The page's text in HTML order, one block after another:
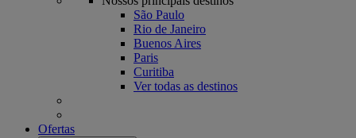
São Paulo
Rio de Janeiro
Buenos Aires
Paris
Curitiba
Ver todas as destinos
Ofertas